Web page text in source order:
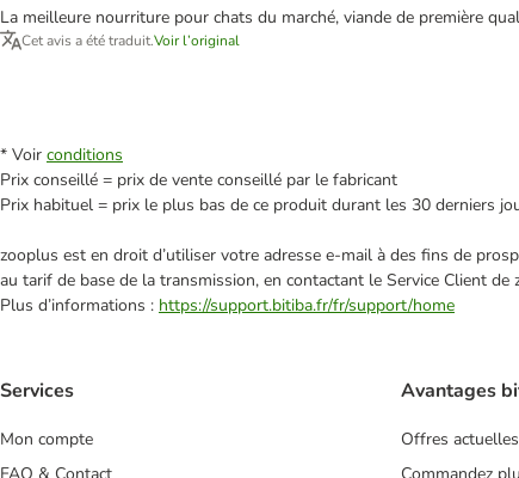
La meilleure nourriture pour chats du marché, viande de première
Cet avis a été traduit.Voir l’original
* Voir conditions
Prix conseillé = prix de vente conseillé par le fabricant
Prix habituel = prix le plus bas de ce produit durant les 30 derniers
zooplus est en droit d’utiliser votre adresse e‑mail à des fins de
au tarif de base de la transmission, en contactant le Service Client de
Plus d’informations : https://support.bitiba.fr/fr/support/home
Services
Mon compte
Avantages
Offres actuelles